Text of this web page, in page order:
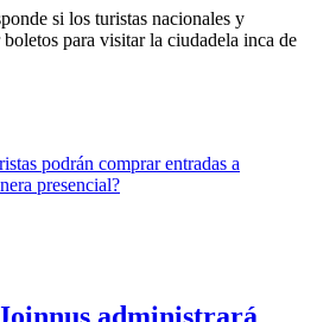
si los turistas nacionales y
para visitar la ciudadela inca de